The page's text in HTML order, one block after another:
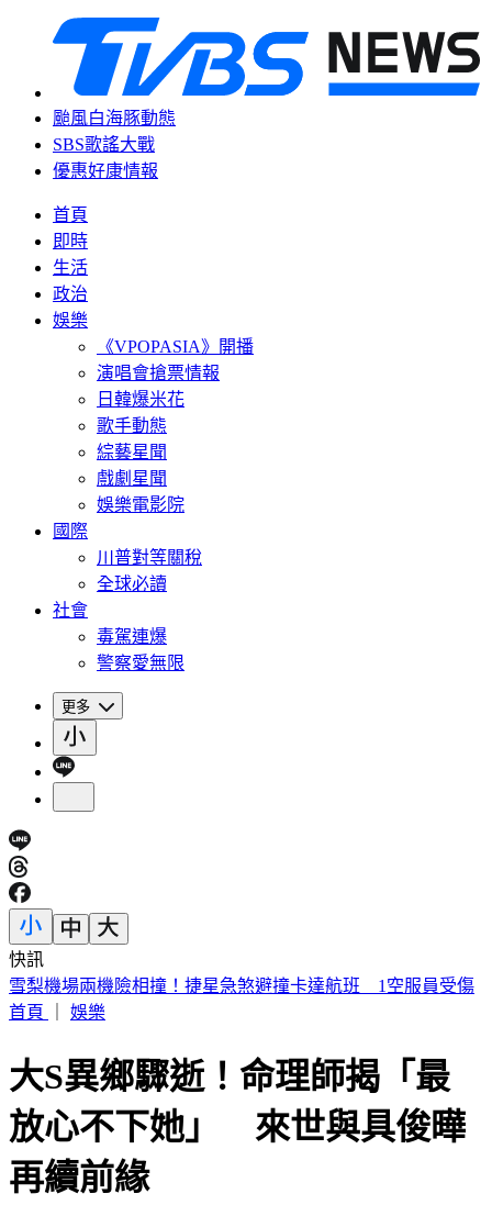
颱風白海豚動態
SBS歌謠大戰
優惠好康情報
首頁
即時
生活
政治
娛樂
《VPOPASIA》開播
演唱會搶票情報
日韓爆米花
歌手動態
綜藝星聞
戲劇星聞
娛樂電影院
國際
川普對等關稅
全球必讀
社會
毒駕連爆
警察愛無限
更多
快訊
周子瑜、葉舒華入圍2026全球百大美女 林莎首上榜
首頁
娛樂
大S異鄉驟逝！命理師揭「最
放心不下她」 來世與具俊曄
再續前緣